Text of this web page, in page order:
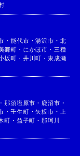
・能代市 ・湯沢市 ・ 北
郷町 ・ にかほ市 ・ 三種
坂町 ・ 井川町 ・ 東成瀬
・那須塩原市 ・ 鹿沼市 ・
・壬生町 ・矢板市 ・
上
町 ・ 益子町 ・那珂川